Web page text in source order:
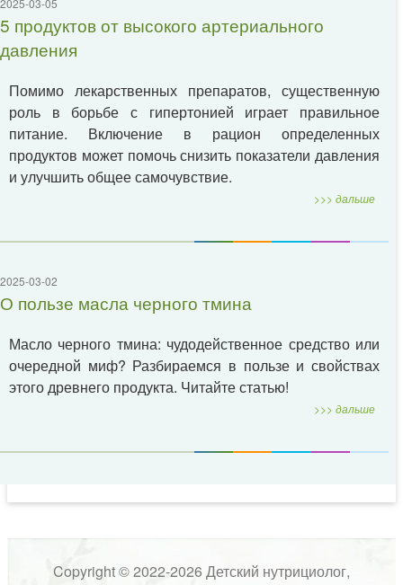
5 продуктов от высокого артериального
давления
Помимо лекарственных препаратов, существенную
роль в борьбе с гипертонией играет правильное
питание. Включение в рацион определенных
продуктов может помочь снизить показатели давления
и улучшить общее самочувствие.
>>> дальше
2025-03-02
О пользе масла черного тмина
Масло черного тмина: чудодейственное средство или
очередной миф? Разбираемся в пользе и свойствах
этого древнего продукта. Читайте статью!
>>> дальше
Copyright © 2022-2026 Детский нутрициолог,